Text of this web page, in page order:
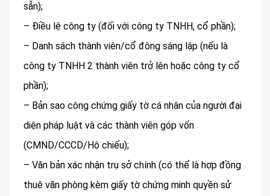
sẵn);
– Điều lệ công ty (đối với công ty TNHH, cổ phần);
– Danh sách thành viên/cổ đông sáng lập (nếu là
công ty TNHH 2 thành viên trở lên hoặc công ty cổ
phần);
– Bản sao công chứng giấy tờ cá nhân của người đại
diện pháp luật và các thành viên góp vốn
(CMND/CCCD/Hộ chiếu);
– Văn bản xác nhận trụ sở chính (có thể là hợp đồng
thuê văn phòng kèm giấy tờ chứng minh quyền sử